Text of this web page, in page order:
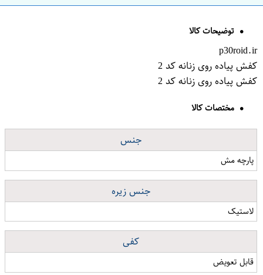
توضیحات کالا
p30roid.ir
کفش پیاده روی زنانه کد 2
کفش پیاده روی زنانه کد 2
مختصات کالا
جنس
پارچه مش
جنس زیره
لاستیک
کفی
قابل تعویض